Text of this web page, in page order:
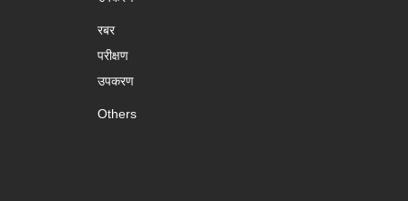
रबर
परीक्षण
उपकरण
Others